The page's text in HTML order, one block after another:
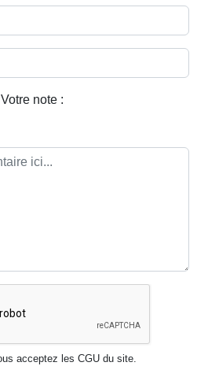
Votre note :
acceptez les CGU du site.